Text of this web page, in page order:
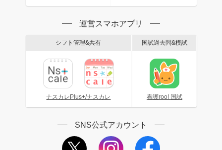
運営スマホアプリ
シフト管理&共有
ナスカレPlus+/ナスカレ
国試過去問&模試
看護roo! 国試
SNS公式アカウント